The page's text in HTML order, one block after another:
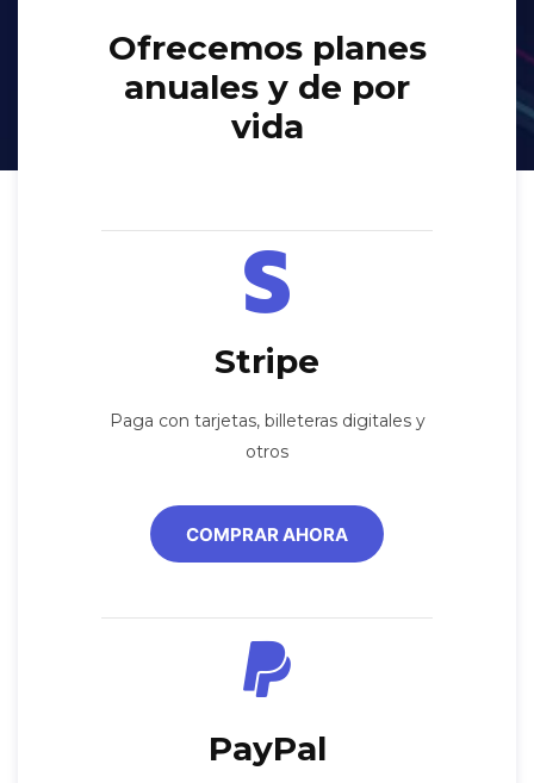
Ofrecemos planes
anuales y de por
vida
Stripe
Paga con tarjetas, billeteras digitales y
otros
COMPRAR AHORA
PayPal